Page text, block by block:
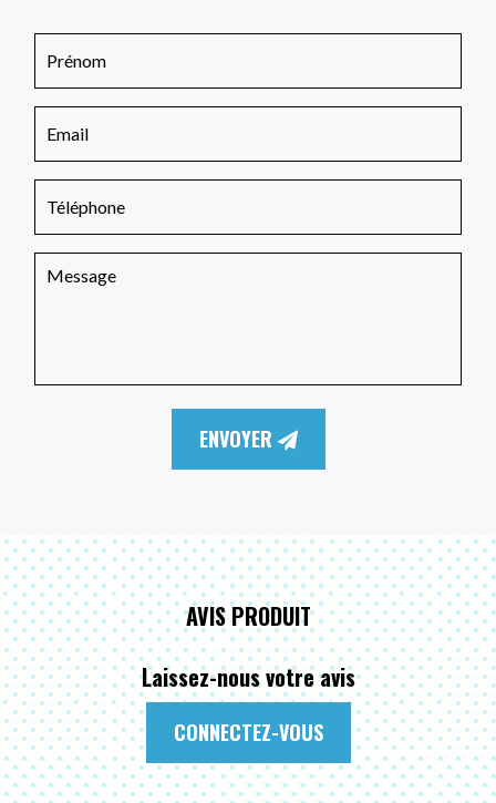
ENVOYER
AVIS PRODUIT
Laissez-nous votre avis
CONNECTEZ-VOUS